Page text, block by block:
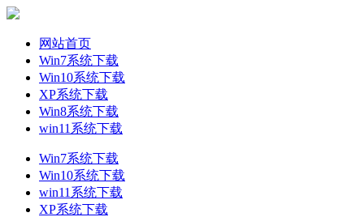
网站首页
Win7系统下载
Win10系统下载
XP系统下载
Win8系统下载
win11系统下载
Win7系统下载
Win10系统下载
win11系统下载
XP系统下载